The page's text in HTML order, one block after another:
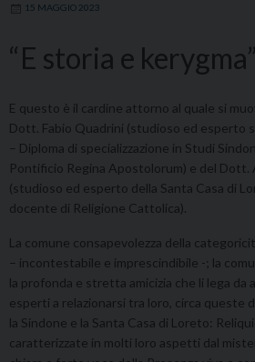
15 MAGGIO 2023
“E storia e
E questo è il cardine attorno al quale si
Dott. Fabio Quadrini (studioso ed esperto
– Diploma di specializzazione in Studi
Pontificio Regina Apostolorum) e del Dott.
(studioso ed esperto della Santa Casa di
docente di Religione Cattolica).
La comune consapevolezza della
– incontestabile e imprescindibile -; la
la profonda e stretta amicizia che li lega da
esperti a relazionarsi tra loro, circa queste
la Sindone e la Santa Casa di Loreto:
caratterizzate in molti loro aspetti dal